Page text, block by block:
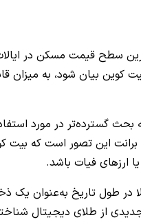
سطح قیمت مسکن در
کوین بیان شود، به میزان
گسترده‌تر در مورد
برانت این تصور است که
ارزهای فیات باشد.
در طول تاریخ به‌عنوان یک
از طلای دیجیتال